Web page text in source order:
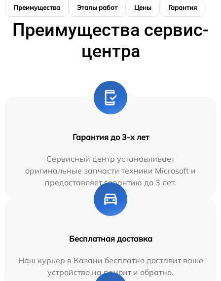
Преимущества Этапы работ Цены Гарантия
Преимущества сервис-
центра
Гарантия до 3-х лет
Сервисный центр устанавливает
оригинальные запчасти техники Microsoft и
предоставляет гарантию до 3 лет.
Бесплатная доставка
Наш курьер в Казани бесплатно доставит ваше
устройство на ремонт и обратно.